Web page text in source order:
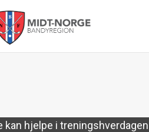
hjelpe i